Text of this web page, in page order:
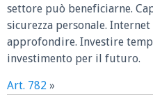
settore può beneficiarne.
sicurezza personale.
approfondire. Investire
investimento per il futuro.
Art. 782 »